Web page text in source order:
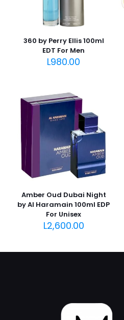
360 by Perry Ellis 100ml
EDT For Men
L980.00
Amber Oud Dubai Night
by Al Haramain 100ml EDP
For Unisex
L2,600.00